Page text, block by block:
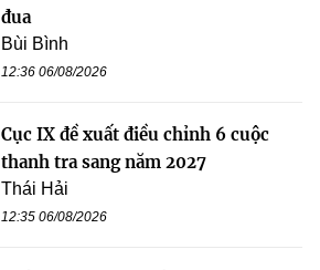
đua
Bùi Bình
12:36 06/08/2026
Cục IX đề xuất điều chỉnh 6 cuộc
thanh tra sang năm 2027
Thái Hải
12:35 06/08/2026